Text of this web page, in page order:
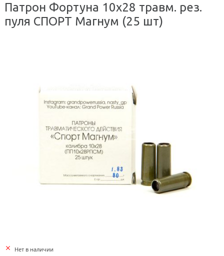
Патрон Фортуна 10х28 травм. рез.
пуля СПОРТ Магнум (25 шт)
Нет в наличии